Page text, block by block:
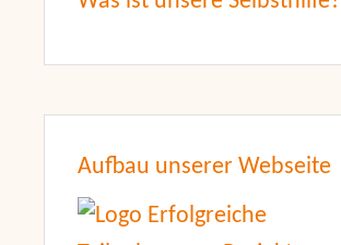
Aufbau unserer Webseite